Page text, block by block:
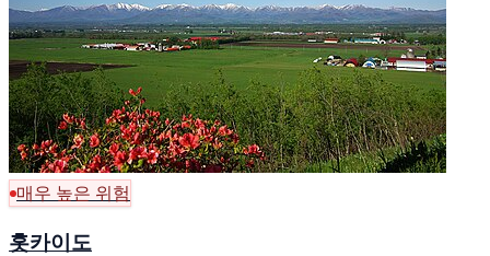
매우 높은 위험
홋카이도